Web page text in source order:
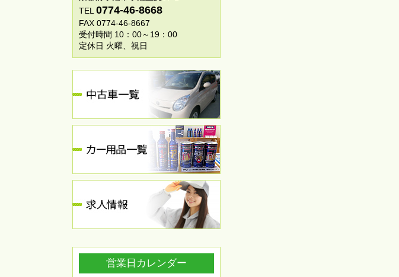
TEL0774-46-8668
FAX 0774-46-8667
受付時間 10：00～19：00
定休日 火曜、祝日
営業日カレンダー